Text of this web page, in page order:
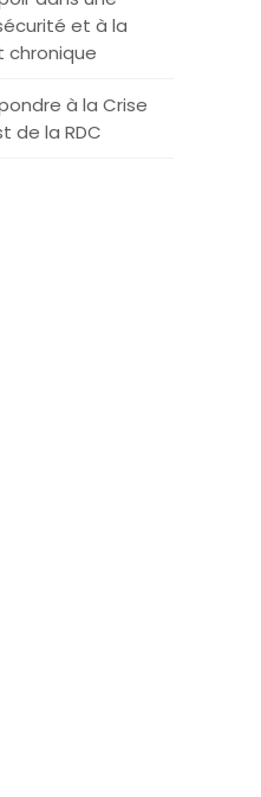
et à la
chronique
à la Crise
de la RDC